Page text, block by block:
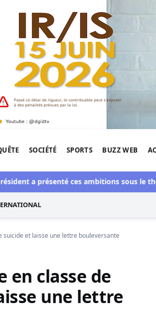
SOCIÉTÉ SPORTS BUZZ WEB
a présenté ces ambitions sous le thème
suicide et laisse une lettre bouleversante
en classe de
une lettre